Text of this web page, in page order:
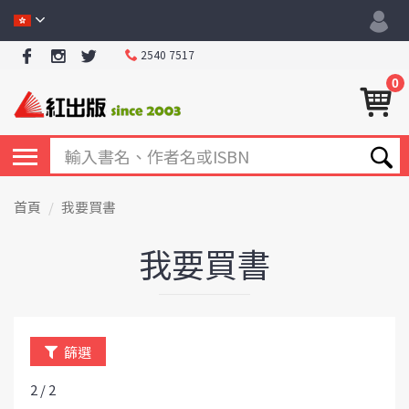
2540 7517
0
首頁 我要買書
我要買書
篩選
2 / 2